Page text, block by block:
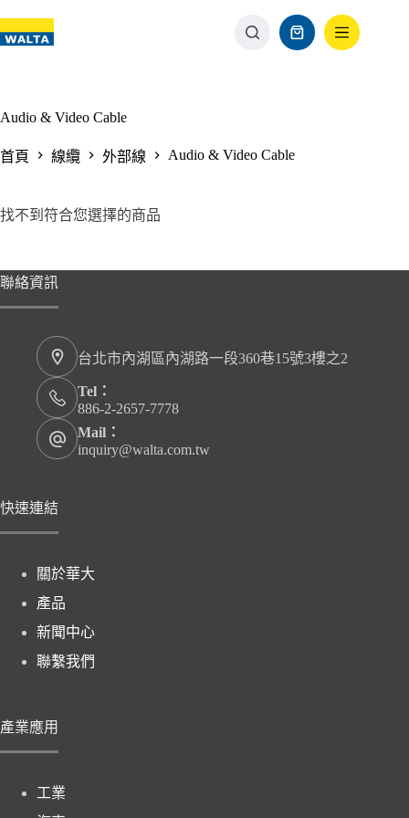
Audio & Video Cable
首頁 線纜 外部線 Audio & Video Cable
找不到符合您選擇的商品
聯絡資訊
台北市內湖區內湖路一段360巷15號3樓之2
Tel：
886-2-2657-7778
Mail：
inquiry@walta.com.tw
快速連結
關於華大
產品
新聞中心
聯繫我們
產業應用
工業